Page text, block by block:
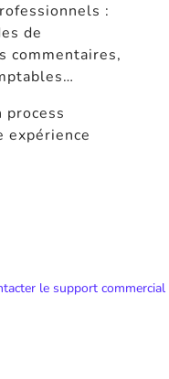
:
de
commentaires,
process
expérience
le support commercial